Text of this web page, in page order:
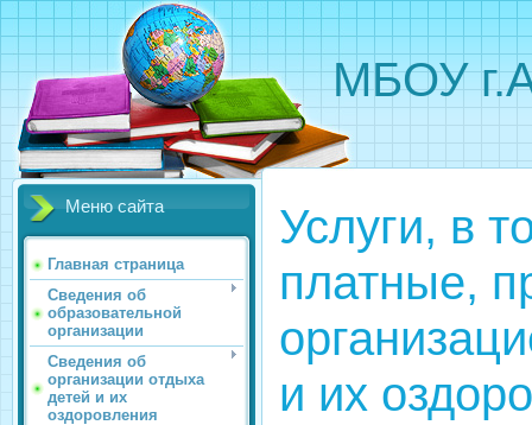
МБОУ
Меню сайта
Главная страница
Сведения об
образовательной
организации
Сведения об
организации отдыха
детей и их
оздоровления
Услуги, в
платные,
и их